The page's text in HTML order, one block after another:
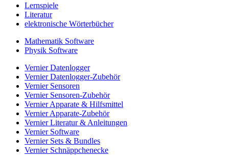
Lernspiele
Literatur
elektronische Wörterbücher
Mathematik Software
Physik Software
Vernier Datenlogger
Vernier Datenlogger-Zubehör
Vernier Sensoren
Vernier Sensoren-Zubehör
Vernier Apparate & Hilfsmittel
Vernier Apparate-Zubehör
Vernier Literatur & Anleitungen
Vernier Software
Vernier Sets & Bundles
Vernier Schnäppchenecke